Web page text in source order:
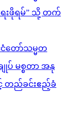
ရေးဖိုရမ်” သို့ တက်
ငံတော်သမ္မတ
ျုပ် မစ္စတာ အနု
တည်ခင်းဧည့်ခံ